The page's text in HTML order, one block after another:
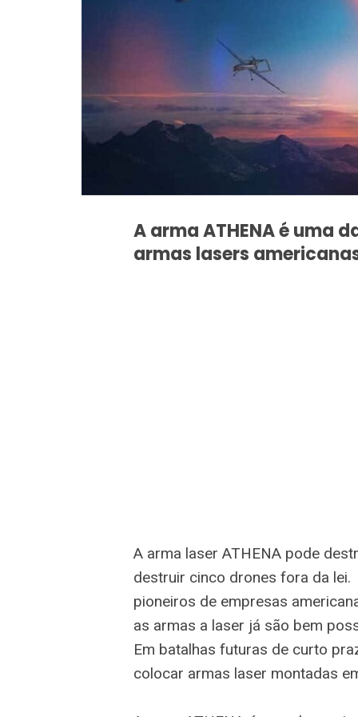
A arma ATHENA é uma
armas lasers
A arma laser ATHENA pode
destruir cinco drones fora da
pioneiros de empresas
as armas a laser já são bem
Em batalhas futuras de curto
colocar armas laser montadas